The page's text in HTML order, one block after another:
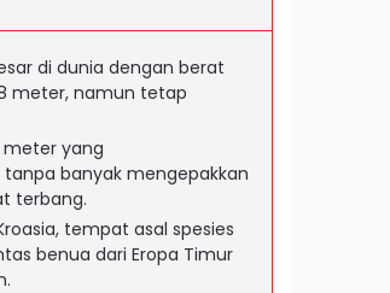
di dunia dengan berat
meter, namun tetap
meter yang
banyak mengepakkan
terbang.
tempat asal spesies
benua dari Eropa Timur